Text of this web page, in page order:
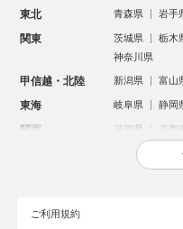
東北 青森県 岩手
関東 茨城県 栃木
神奈川県
甲信越・北陸 新潟県 富山
東海 岐阜県 静岡
関西 滋賀県 京都
鳥取県 島根
沖
ご利用規約